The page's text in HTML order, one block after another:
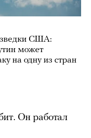
США:
может
на одну из стран
Он работал